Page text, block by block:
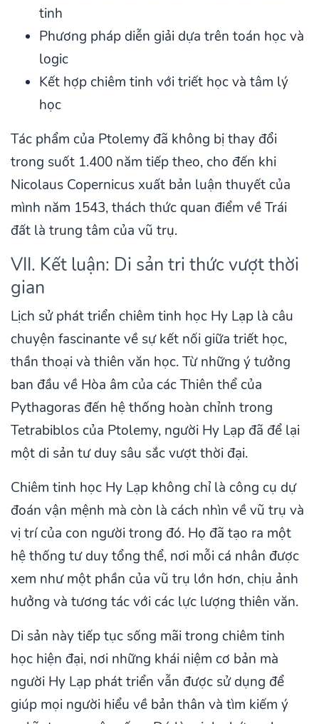
tinh
Phương pháp diễn giải dựa trên toán học và
logic
Kết hợp chiêm tinh với triết học và tâm lý
học
Tác phẩm của Ptolemy đã không bị thay đổi
trong suốt 1.400 năm tiếp theo, cho đến khi
Nicolaus Copernicus xuất bản luận thuyết của
mình năm 1543, thách thức quan điểm về Trái
đất là trung tâm của vũ trụ.
VII. Kết luận: Di sản tri thức vượt thời
gian
Lịch sử phát triển chiêm tinh học Hy Lạp là câu
chuyện fascinante về sự kết nối giữa triết học,
thần thoại và thiên văn học. Từ những ý tưởng
ban đầu về Hòa âm của các Thiên thể của
Pythagoras đến hệ thống hoàn chỉnh trong
Tetrabiblos của Ptolemy, người Hy Lạp đã để lại
một di sản tư duy sâu sắc vượt thời đại.
Chiêm tinh học Hy Lạp không chỉ là công cụ dự
đoán vận mệnh mà còn là cách nhìn về vũ trụ và
vị trí của con người trong đó. Họ đã tạo ra một
hệ thống tư duy tổng thể, nơi mỗi cá nhân được
xem như một phần của vũ trụ lớn hơn, chịu ảnh
hưởng và tương tác với các lực lượng thiên văn.
Di sản này tiếp tục sống mãi trong chiêm tinh
học hiện đại, nơi những khái niệm cơ bản mà
người Hy Lạp phát triển vẫn được sử dụng để
giúp mọi người hiểu về bản thân và tìm kiếm ý